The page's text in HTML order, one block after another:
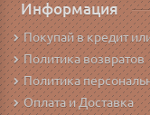
Информация
Покупай в кредит
Политика возвратов
Политика
Оплата и Доставка